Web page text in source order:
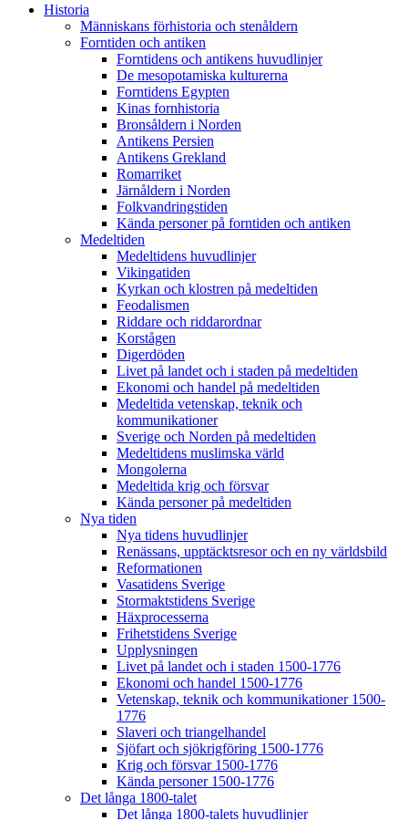
Historia
Människans förhistoria och stenåldern
Forntiden och antiken
Forntidens och antikens huvudlinjer
De mesopotamiska kulturerna
Forntidens Egypten
Kinas fornhistoria
Bronsåldern i Norden
Antikens Persien
Antikens Grekland
Romarriket
Järnåldern i Norden
Folkvandringstiden
Kända personer på forntiden och antiken
Medeltiden
Medeltidens huvudlinjer
Vikingatiden
Kyrkan och klostren på medeltiden
Feodalismen
Riddare och riddarordnar
Korstågen
Digerdöden
Livet på landet och i staden på medeltiden
Ekonomi och handel på medeltiden
Medeltida vetenskap, teknik och
kommunikationer
Sverige och Norden på medeltiden
Medeltidens muslimska värld
Mongolerna
Medeltida krig och försvar
Kända personer på medeltiden
Nya tiden
Nya tidens huvudlinjer
Renässans, upptäcktsresor och en ny världsbild
Reformationen
Vasatidens Sverige
Stormaktstidens Sverige
Häxprocesserna
Frihetstidens Sverige
Upplysningen
Livet på landet och i staden 1500-1776
Ekonomi och handel 1500-1776
Vetenskap, teknik och kommunikationer 1500-
1776
Slaveri och triangelhandel
Sjöfart och sjökrigföring 1500-1776
Krig och försvar 1500-1776
Kända personer 1500-1776
Det långa 1800-talet
Det långa 1800-talets huvudlinjer